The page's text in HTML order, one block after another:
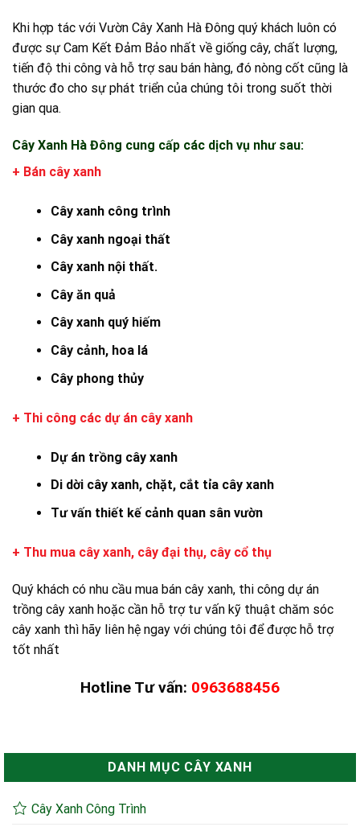
Khi hợp tác với Vườn Cây Xanh Hà Đông quý khách luôn có
được sự Cam Kết Đảm Bảo nhất về giống cây, chất lượng,
tiến độ thi công và hỗ trợ sau bán hàng, đó nòng cốt cũng là
thước đo cho sự phát triển của chúng tôi trong suốt thời
gian qua.
Cây Xanh Hà Đông cung cấp các dịch vụ như sau:
+ Bán cây xanh
Cây xanh công trình
Cây xanh ngoại thất
Cây xanh nội thất.
Cây ăn quả
Cây xanh quý hiếm
Cây cảnh, hoa lá
Cây phong thủy
+ Thi công các dự án cây xanh
Dự án trồng cây xanh
Di dời cây xanh, chặt, cắt tỉa cây xanh
Tư vấn thiết kế cảnh quan sân vườn
+ Thu mua cây xanh, cây đại thụ, cây cổ thụ
Quý khách có nhu cầu mua bán cây xanh, thi công dự án
trồng cây xanh hoặc cần hỗ trợ tư vấn kỹ thuật chăm sóc
cây xanh thì hãy liên hệ ngay với chúng tôi để được hỗ trợ
tốt nhất
Hotline Tư vấn: 0963688456
DANH MỤC CÂY XANH
Cây Xanh Công Trình